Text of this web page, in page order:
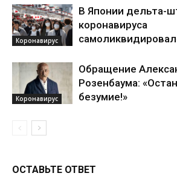
Коронавирус
В Японии дельта-
коронавируса
Коронавирус
Обращение
Розенбаума:
безумие!»
ОСТАВЬТЕ ОТВЕТ